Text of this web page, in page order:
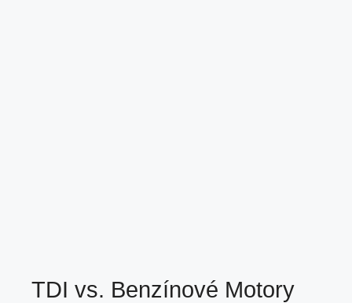
TDI vs. Benzínové Motory